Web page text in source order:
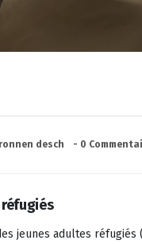
ronnen desch - 0
réfugiés
jeunes adultes réfugiés